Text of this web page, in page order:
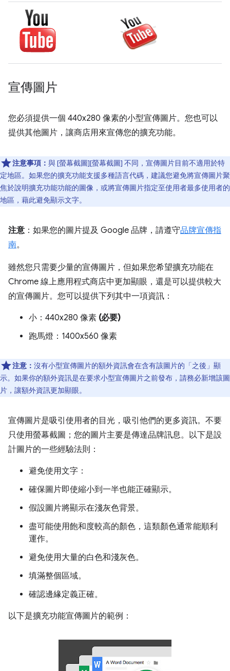
宣傳圖片
您必須提供一個 440x280 像素的小型宣傳圖片。您也可以
提供其他圖片，讓商店用來宣傳您的擴充功能。
注意事項： 與 [螢幕截圖][螢幕截圖] 不同，宣傳圖片目前不適用於特
定地區。如果您的擴充功能支援多種語言代碼，建議您避免將宣傳圖片聚
焦於說明擴充功能功能的圖像，或將宣傳圖片指定至使用者最多使用者的
地區，藉此避免顯示文字。
注意 ：如果您的圖片提及 Google 品牌，請遵守品牌宣傳指
南。
雖然您只需要少量的宣傳圖片，但如果您希望擴充功能在
Chrome 線上應用程式商店中更加顯眼，還是可以提供較大
的宣傳圖片。您可以提供下列其中一項資訊：
小：440x280 像素 (必要)
跑馬燈：1400x560 像素
注意： 沒有小型宣傳圖片的額外資訊會在含有該圖片的「之後」 顯
示。如果你的額外資訊是在要求小型宣傳圖片之前發布，請務必新增該圖
片，讓額外資訊更加顯眼。
宣傳圖片是吸引使用者的目光，吸引他們的更多資訊。不要
只使用螢幕截圖；您的圖片主要是傳達品牌訊息。以下是設
計圖片的一些經驗法則：
避免使用文字：
確保圖片即使縮小到一半也能正確顯示。
假設圖片將顯示在淺灰色背景。
盡可能使用飽和度較高的顏色，這類顏色通常能順利
運作。
避免使用大量的白色和淺灰色。
填滿整個區域。
確認邊緣定義正確。
以下是擴充功能宣傳圖片的範例：